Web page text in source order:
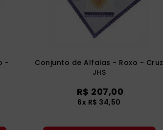
-
Conjunto de Alfaias - Roxo - Cruz
JHS
R$ 207,00
6x R$ 34,50